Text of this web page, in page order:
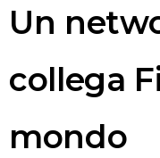
Un
collega
mondo